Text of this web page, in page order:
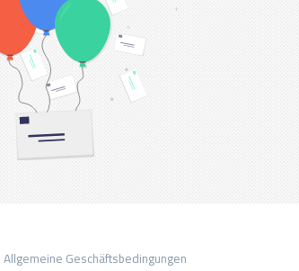
Allgemeine Geschäftsbedingungen